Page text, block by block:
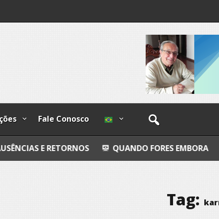
Fale Conosco
QUANDO FORES EMBORA PALÁCIO
Tag: